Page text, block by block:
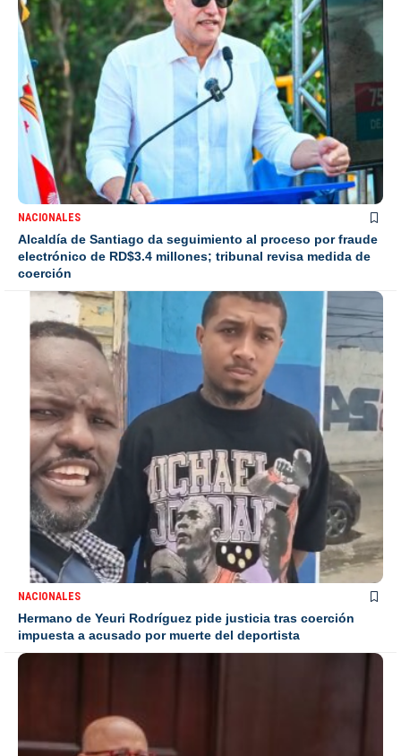
NACIONALES
Alcaldía de Santiago da seguimiento al proceso por fraude
electrónico de RD$3.4 millones; tribunal revisa medida de
coerción
NACIONALES
Hermano de Yeuri Rodríguez pide justicia tras coerción
impuesta a acusado por muerte del deportista